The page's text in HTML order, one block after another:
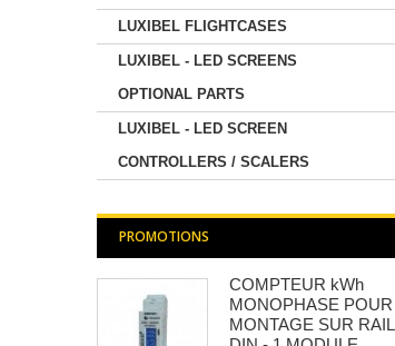
LUXIBEL FLIGHTCASES
LUXIBEL - LED SCREENS
OPTIONAL PARTS
LUXIBEL - LED SCREEN
CONTROLLERS / SCALERS
PROMOTIONS
COMPTEUR kWh
MONOPHASE POUR
MONTAGE SUR RAIL